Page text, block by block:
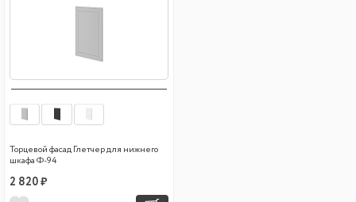
Торцевой фасад Глетчер для нижнего
шкафа Ф-94
2 820 ₽